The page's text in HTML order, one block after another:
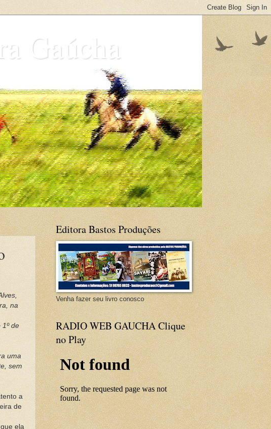
Gaúcha
na
de
uma
sem
a
de
ela
Editora Bastos Produções
Venha fazer seu livro conosco
RADIO WEB GAUCHA Clique
no Play